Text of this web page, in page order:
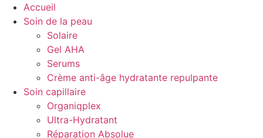
Accueil
Soin de la peau
Solaire
Gel AHA
Serums
Crème anti-âge hydratante repulpante
Soin capillaire
Organiqplex
Ultra-Hydratant
Réparation Absolue